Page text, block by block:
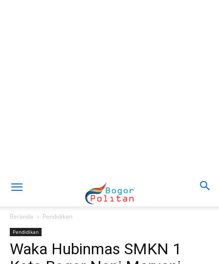
Beranda Pendidikan
Pendidikan
Waka Hubinmas SMKN 1